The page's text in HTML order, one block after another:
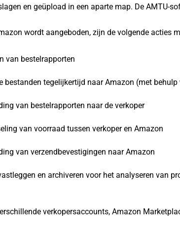
en geüpload in een aparte map. De AMTU-
wordt aangeboden, zijn de volgende acties
van bestelrapporten
bestanden tegelijkertijd naar Amazon (met
van bestelrapporten naar de verkoper
van voorraad tussen verkoper en Amazon
van verzendbevestigingen naar Amazon
en archiveren voor het analyseren van
verkopersaccounts, Amazon